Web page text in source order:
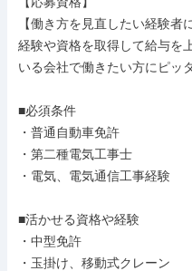
【働き方を見直したい経験者
経験や資格を取得して給与を
いる会社で働きたい方にピッ
■必須条件
・普通自動車免許
・第二種電気工事士
・電気、電気通信工事経験
■活かせる資格や経験
・中型免許
・玉掛け、移動式クレーン